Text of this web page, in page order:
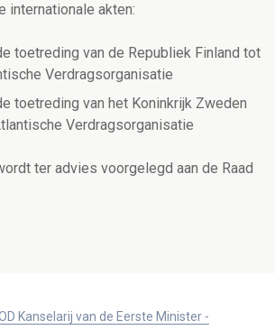
internationale akten:
toetreding van de Republiek Finland tot
Verdragsorganisatie
toetreding van het Koninkrijk Zweden
Verdragsorganisatie
ter advies voorgelegd aan de Raad
Kanselarij van de Eerste Minister -